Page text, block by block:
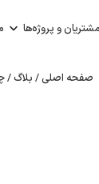
مشتریان و پروژه‌ها
صفحه اصلی/ بلاگ/